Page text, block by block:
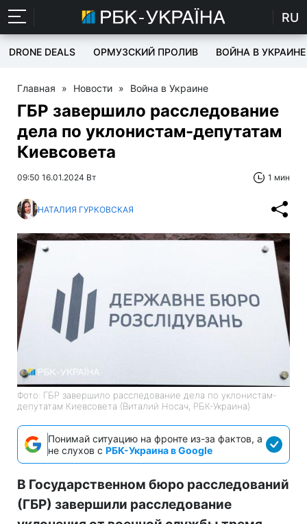
RU
DRONE DEALS ОРМУЗСКИЙ ПРОЛИВ ВОЙНА В УКРАИНЕ
Главная » Новости » Война в Украине
ГБР завершило расследование
дела по уклонистам-депутатам
Киевсовета
09:50 16.01.2024 Вт 1 мин
НАТАЛИЯ ГУРКОВСКАЯ
Фото: ГБР завершило расследование дела по уклонистам-
депутатам Киевсовета (Виталий Носач, РБК-Украина)
Понимай ситуацию на фронте из-за фактов, а
не слухов с РБК-Украина в Google
В Государственном бюро расследований
(ГБР) завершили расследование